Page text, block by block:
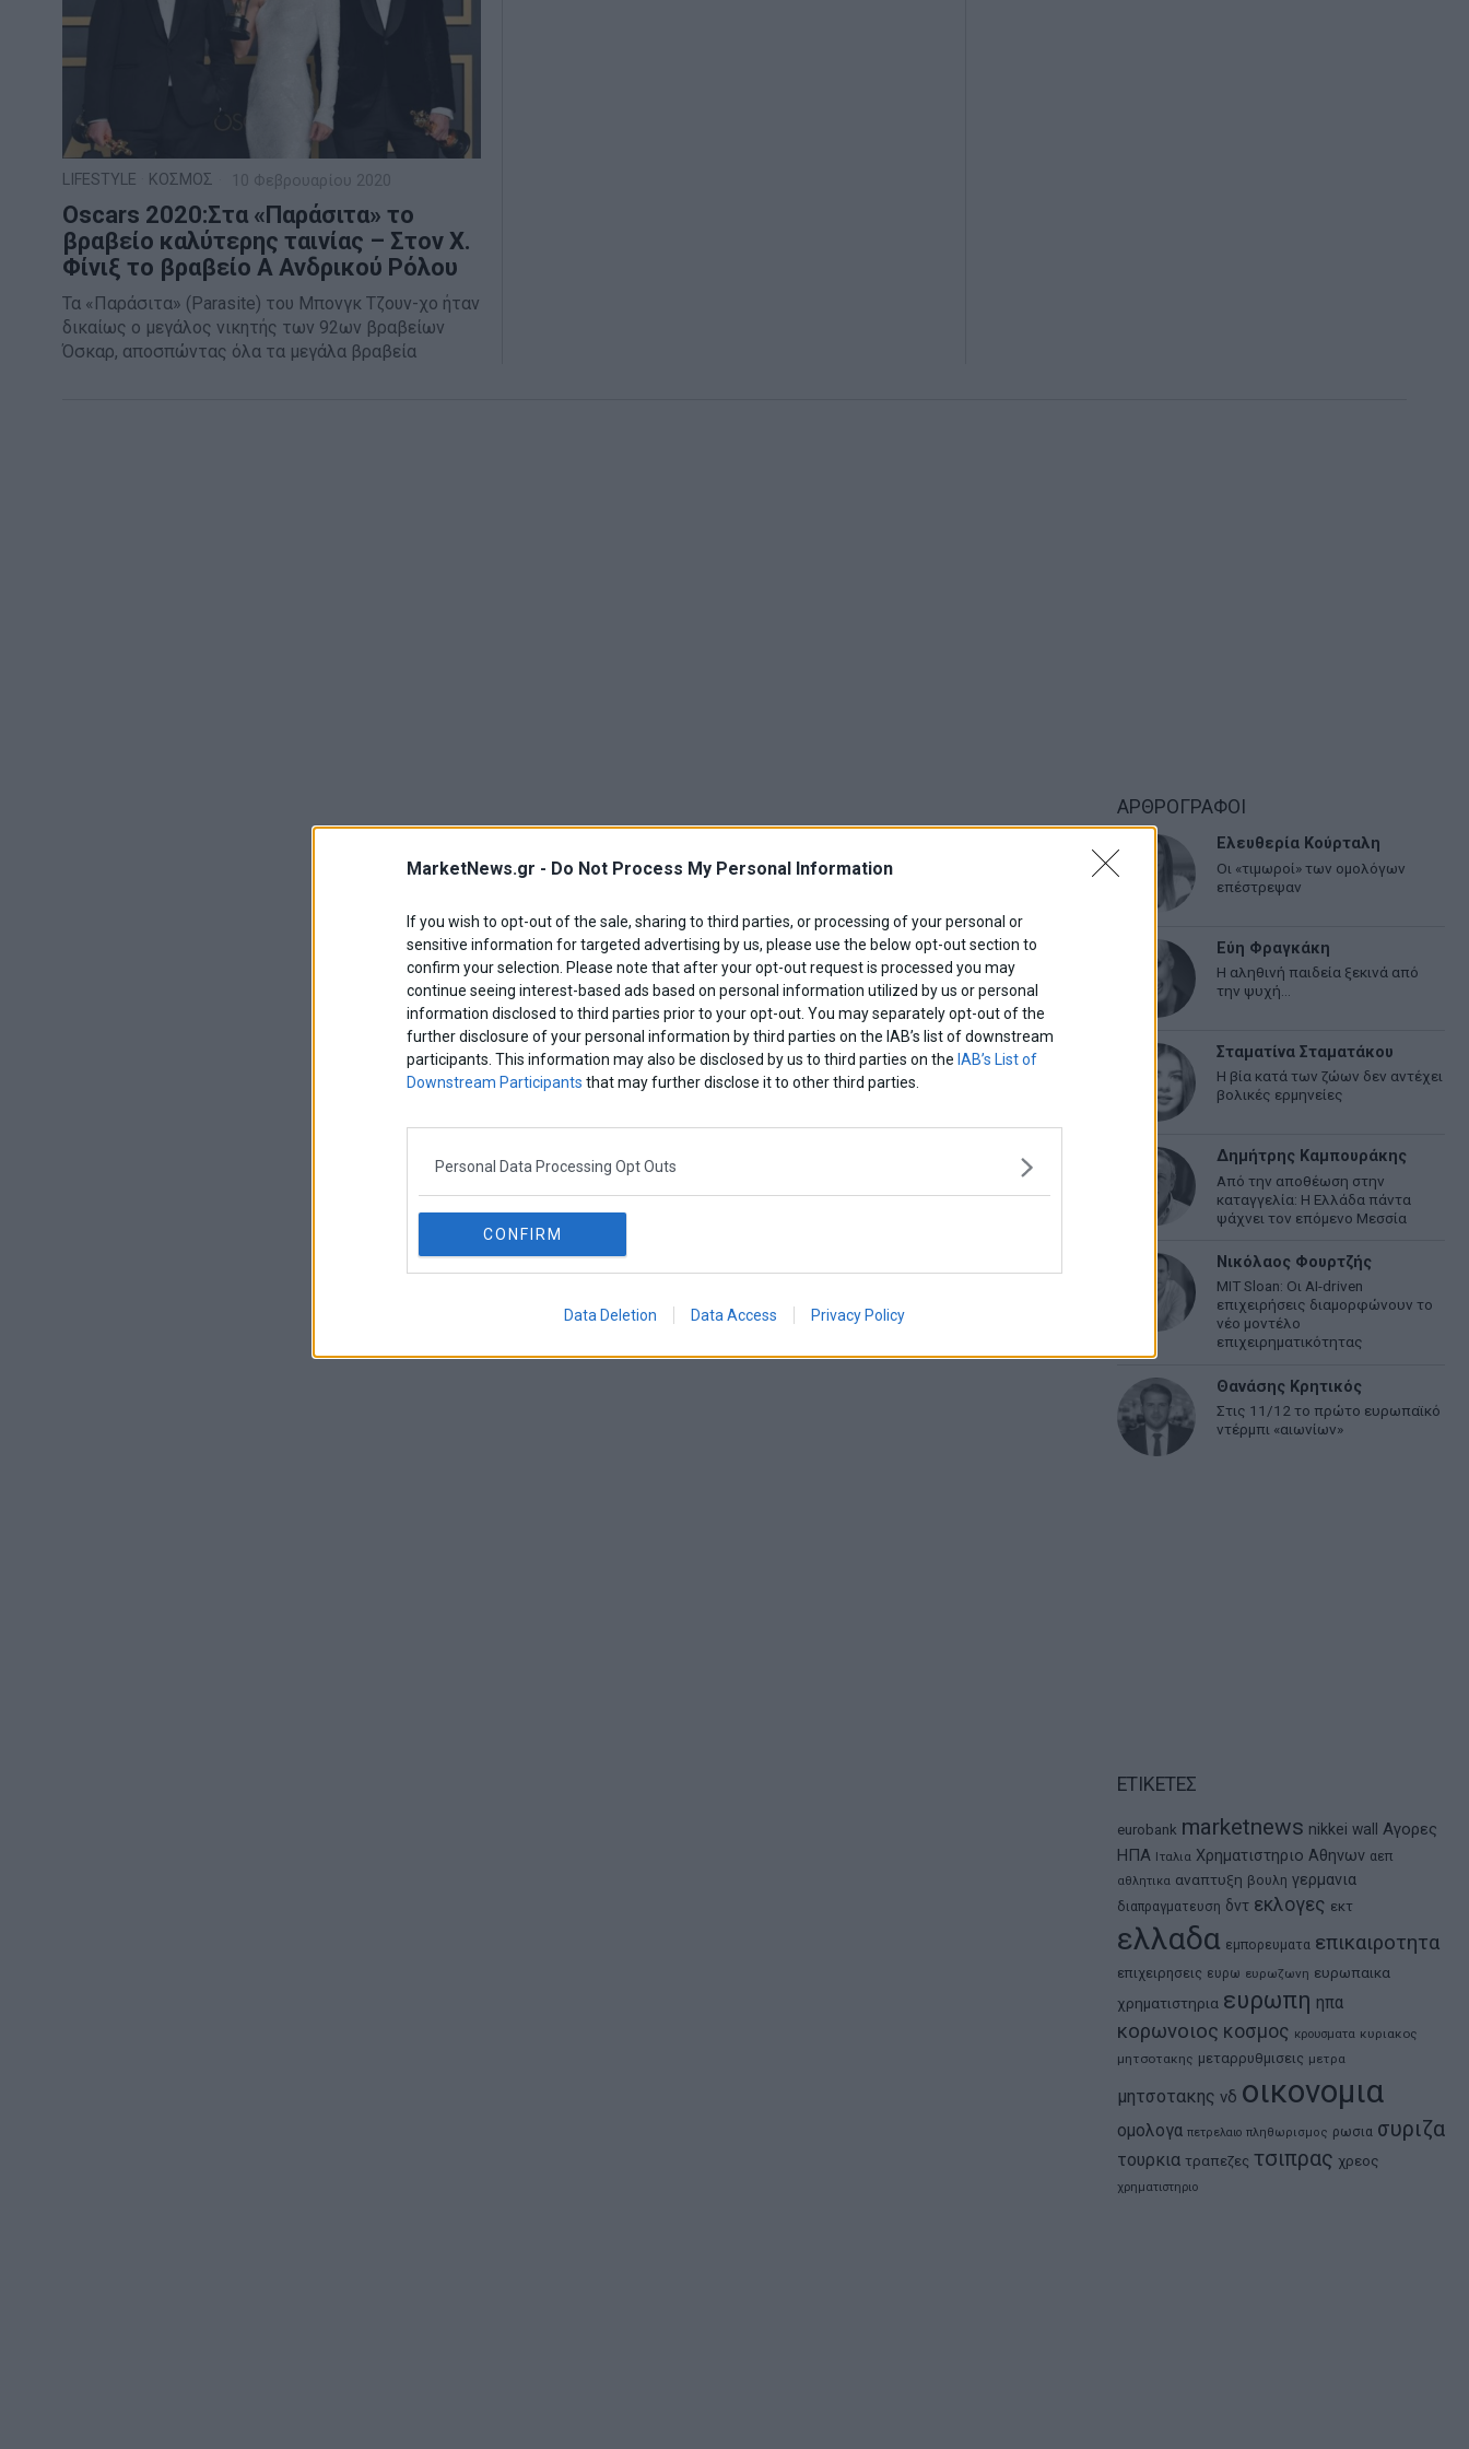
MarketNews.gr - Do Not Process My Personal Information
If you wish to opt-out of the sale, sharing to third parties, or processing of your personal or
sensitive information for targeted advertising by us, please use the below opt-out section to
confirm your selection. Please note that after your opt-out request is processed you may
continue seeing interest-based ads based on personal information utilized by us or personal
information disclosed to third parties prior to your opt-out. You may separately opt-out of the
further disclosure of your personal information by third parties on the IAB’s list of downstream
participants. This information may also be disclosed by us to third parties on the IAB’s List of
Downstream Participants that may further disclose it to other third parties.
Personal Data Processing Opt Outs
CONFIRM
Data Deletion Data Access Privacy Policy
LIFESTYLE ΚΟΣΜΟΣ 10 Φεβρουαρίου 2020
Oscars 2020:Στα «Παράσιτα» το
βραβείο καλύτερης ταινίας – Στον Χ.
Φίνιξ το βραβείο Α Ανδρικού Ρόλου
Τα «Παράσιτα» (Parasite) του Μπονγκ Τζουν-χο ήταν
δικαίως ο μεγάλος νικητής των 92ων βραβείων
Όσκαρ, αποσπώντας όλα τα μεγάλα βραβεία
ΑΡΘΡΟΓΡΑΦΟΙ
Ελευθερία Κούρταλη
Οι «τιμωροί» των ομολόγων
επέστρεψαν
Εύη Φραγκάκη
Η αληθινή παιδεία ξεκινά από
την ψυχή…
Σταματίνα Σταματάκου
Η βία κατά των ζώων δεν αντέχει
βολικές ερμηνείες
Δημήτρης Καμπουράκης
Από την αποθέωση στην
καταγγελία: Η Ελλάδα πάντα
ψάχνει τον επόμενο Μεσσία
Νικόλαος Φουρτζής
MIT Sloan: Οι AI-driven
επιχειρήσεις διαμορφώνουν το
νέο μοντέλο
επιχειρηματικότητας
Θανάσης Κρητικός
Στις 11/12 το πρώτο ευρωπαϊκό
ντέρμπι «αιωνίων»
ΕΤΙΚΕΤΕΣ
eurobank marketnews nikkei wall
Αγορες
ΗΠΑ Ιταλια Χρηματιστηριο Αθηνων αεπ
αθλητικα αναπτυξη βουλη γερμανια
διαπραγματευση δντ εκλογες εκτ
ελλαδα εμπορευματα επικαιροτητα
επιχειρησεις ευρω ευρωζωνη ευρωπαικα
χρηματιστηρια ευρωπη ηπα
κορωνοιος κοσμος κρουσματα κυριακος
μητσοτακης μεταρρυθμισεις μετρα
μητσοτακης νδ οικονομια
ομολογα πετρελαιο πληθωρισμος ρωσια συριζα
τουρκια τραπεζες τσιπρας χρεος
χρηματιστηριο